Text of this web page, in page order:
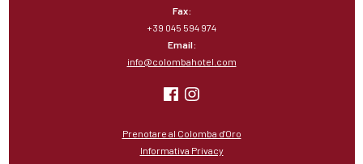
Fax:
+39 045 594 974
Email:
info@colombahotel.com
Prenotare al Colomba d'Oro
Informativa Privacy